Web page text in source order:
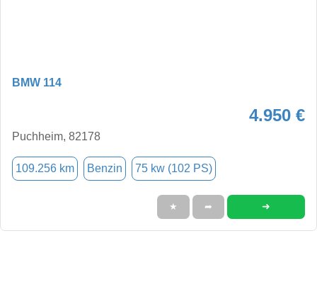
BMW 114
4.950 €
Puchheim, 82178
109.256 km Benzin 75 kw (102 PS)
★ ➦ ➜